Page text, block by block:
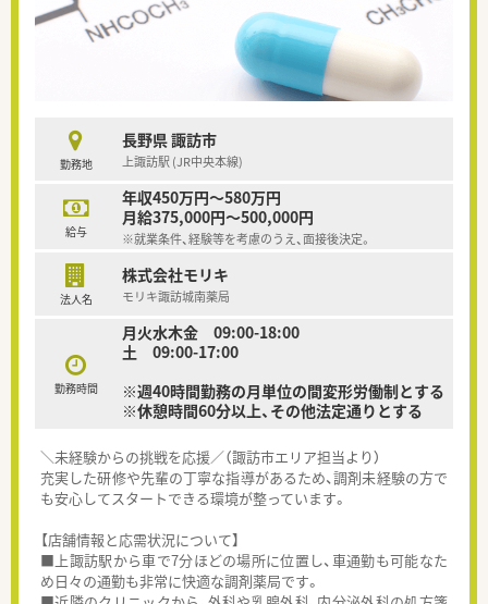
勤務地
長野県 諏訪市
上諏訪駅 (JR中央本線)
給与
年収450万円～580万円
月給375,000円～500,000円
※就業条件、経験等を考慮のうえ、面接後決定。
法人名
株式会社モリキ
モリキ諏訪城南薬局
勤務時間
月火水木金 09:00-18:00
土 09:00-17:00
※週40時間勤務の月単位の間変形労働制とする
※休憩時間60分以上、その他法定通りとする
＼未経験からの挑戦を応援／（諏訪市エリア担当より）
充実した研修や先輩の丁寧な指導があるため、調剤未経験の方で
も安心してスタートできる環境が整っています。
【店舗情報と応需状況について】
■上諏訪駅から車で7分ほどの場所に位置し、車通勤も可能なた
め日々の通勤も非常に快適な調剤薬局です。